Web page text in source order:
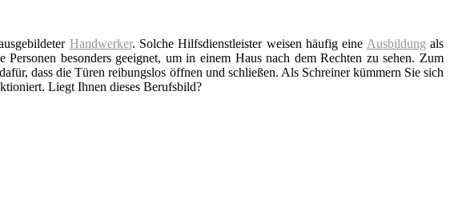
Handwerker. Solche Hilfsdienstleister weisen häufig eine Ausbildungals
besonders geeignet, um in einem Haus nach dem Rechten zu sehen. Zum
dass die Türen reibungslos öffnen und schließen. Als Schreiner kümmern Sie sich
Liegt Ihnen dieses Berufsbild?